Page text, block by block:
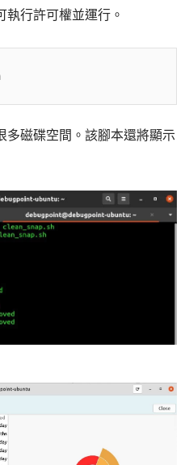
執行許可權並運行。
多磁碟空間。該腳本還將顯示